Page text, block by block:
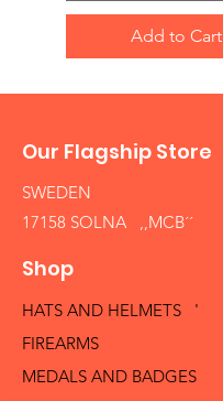
Add to Cart
Our Flagship Store
SWEDEN
17158 SOLNA ,,MCB´´
Shop
HATS AND HELMETS '
FIREARMS
MEDALS AND BADGES